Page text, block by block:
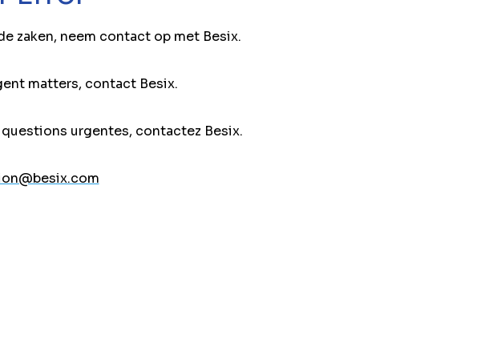
zaken, neem contact op met Besix.
matters, contact Besix.
urgentes, contactez Besix.